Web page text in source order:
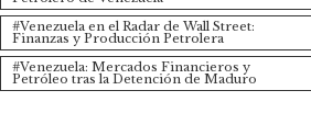
Venezuela en el Radar de Wall Street:
Finanzas y Producción Petrolera
Venezuela: Mercados Financieros y
Petróleo tras la Detención de Maduro